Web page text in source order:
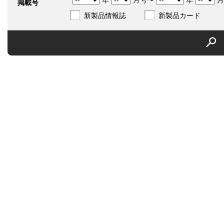
掲載号
新製品情報誌
新製品カード